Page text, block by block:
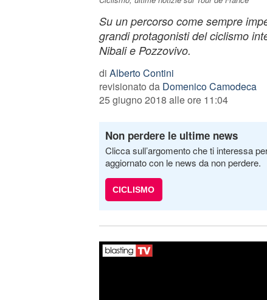
Su un percorso come sempre
grandi protagonisti del ciclismo
Nibali e Pozzovivo.
di Alberto Contini
revisionato da Domenico Camodeca
25 giugno 2018 alle ore 11:04
Non perdere le ultime news
Clicca sull’argomento che ti interessa
aggiornato con le news da non perdere.
CICLISMO